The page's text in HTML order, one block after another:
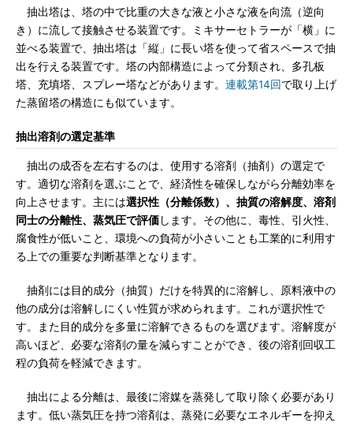
抽出塔は、塔の中で比重の大きな液と小さな液を向流（逆向
き）に流して接触させる装置です。ミキサーセトラーが「横」に
並べる装置で、抽出塔は「縦」に長い塔を使って省スペースで抽
出を行える装置です。塔の内部構造によって分類され、多孔板
塔、充填塔、スプレー塔などがあります。 連載第14回で取り上げ
た蒸留塔の構造にも似ています。
抽出溶剤の選定基準
抽出の成否を左右するのは、使用する溶剤（抽剤）の選定で
す。適切な溶剤を選ぶことで、経済性を確保しながら分離効率を
向上させます。主には選択性（分離係数）、抽質の溶解度、溶剤
同士の分離性、蒸気圧で評価します。その他に、毒性、引火性、
腐食性が低いこと、環境への負荷が小さいことも工業的に利用す
る上での重要な判断基準となります。
抽剤には目的成分（抽質）だけを特異的に溶解し、原料液中の
他の成分は溶解しにくい性質が求められます。これが選択性で
す。また目的成分を多量に溶解できるものを選びます。溶解度が
高いほど、必要な溶剤の量を減らすことができ、後の溶剤回収工
程の負荷を軽減できます。
抽出による分離は、最後に溶媒を蒸発して取り除く必要があり
ます。低い蒸気圧を持つ溶剤は、蒸発に必要なエネルギーを抑え